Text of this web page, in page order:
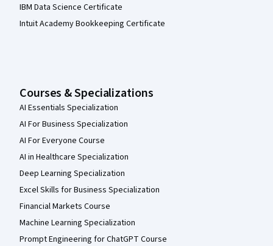
IBM Data Science Certificate
Intuit Academy Bookkeeping Certificate
Courses & Specializations
AI Essentials Specialization
AI For Business Specialization
AI For Everyone Course
AI in Healthcare Specialization
Deep Learning Specialization
Excel Skills for Business Specialization
Financial Markets Course
Machine Learning Specialization
Prompt Engineering for ChatGPT Course